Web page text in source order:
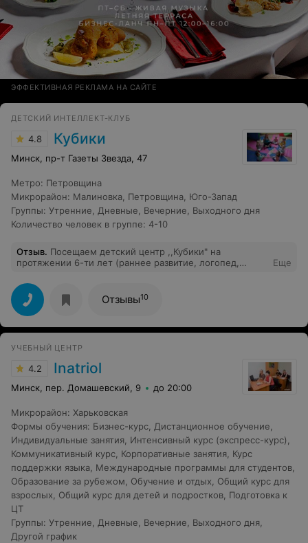
ЭФФЕКТИВНАЯ РЕКЛАМА НА САЙТЕ
ДЕТСКИЙ ИНТЕЛЛЕКТ-КЛУБ
4.8 Кубики
Минск, пр-т Газеты Звезда, 47
Метро: Петровщина
Микрорайон: Малиновка, Петровщина, Юго-Запад
Группы: Утренние, Дневные, Вечерние, Выходного дня
Количество человек в группе: 4-10
Отзыв. Посещаем детский центр ,,Кубики" на
протяжении 6-ти лет (раннее развитие, логопед,
и ни разу не задумались, чтобы поменять центр. Все
педагоги профессионалы своего дела. В связи со
сложившейся эпидемиологической обстановкой
перешли на онлайн-занятия по логике и шахматным
задачам. Детям очень понравились занятия такого
занятие. Поначалу были опасения как дети будут
воспринимать информацию через экран, но в итоге,
дети показали очень хорошие результаты. Онлайн-
занятия были хорошо организованы и оказались очень
продуктивными. Мы очень благодарны нашему
ее профессионализм, любовь к детям и всегда
позитивное настроение. Планируем и в новом учебном
году заниматься онлайн и всем рекомендуем
попробовать данную форму обучения!!!
Еще
Отзывы10
УЧЕБНЫЙ ЦЕНТР
4.2 Inatriol
Минск, пер. Домашевский, 9 до 20:00
Микрорайон: Харьковская
Формы обучения: Бизнес-курс, Дистанционное обучение,
Индивидуальные занятия, Интенсивный курс (экспресс-курс),
Коммуникативный курс, Корпоративные занятия, Курс
поддержки языка, Международные программы для студентов,
Образование за рубежом, Обучение и отдых, Общий курс для
взрослых, Общий курс для детей и подростков, Подготовка к
ЦТ
Группы: Утренние, Дневные, Вечерние, Выходного дня,
Другой график